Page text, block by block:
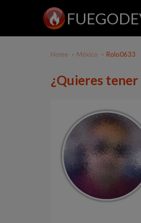
Home México Rolo0633
¿Quieres tener